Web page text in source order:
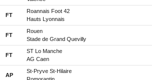
FT
Roannais Foot 42
Hauts Lyonnais
FT
Rouen
Stade de Grand Quevilly
FT
ST Lo Manche
AG Caen
AP
St-Pryve St-Hilaire